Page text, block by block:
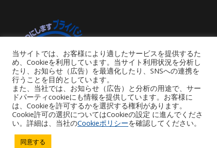
Copyright © 2026 iGroup Japan. All rights reserved. Powered by iGroup
当サイトでは、お客様により適したサービスを提供するた
め、Cookieを利用しています。当サイト利用状況を分析し
たり、お知らせ（広告）を最適化したり、SNSへの連携を
行うことを目的としています。
また、当社では、お知らせ（広告）と分析の用途で、サー
ドパーティcookieにも情報を提供しています。お客様に
は、Cookieを許可するかを選択する権利があります。
Cookie許可の選択についてはCookieの設定 に進んでくださ
い。詳細は、当社のCookieポリシーを確認してください。
同意する